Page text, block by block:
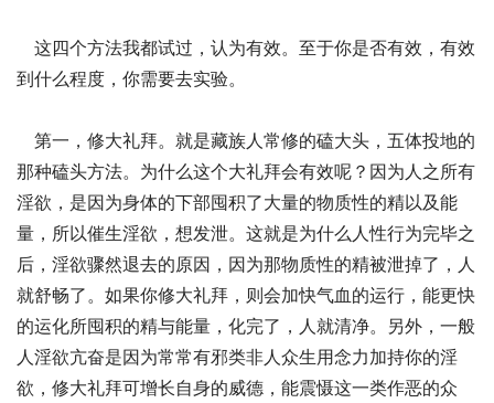
这四个方法我都试过，认为有效。至于你是否有效，有效
到什么程度，你需要去实验。
第一，修大礼拜。就是藏族人常修的磕大头，五体投地的
那种磕头方法。为什么这个大礼拜会有效呢？因为人之所有
淫欲，是因为身体的下部囤积了大量的物质性的精以及能
量，所以催生淫欲，想发泄。这就是为什么人性行为完毕之
后，淫欲骤然退去的原因，因为那物质性的精被泄掉了，人
就舒畅了。如果你修大礼拜，则会加快气血的运行，能更快
的运化所囤积的精与能量，化完了，人就清净。另外，一般
人淫欲亢奋是因为常常有邪类非人众生用念力加持你的淫
欲，修大礼拜可增长自身的威德，能震慑这一类作恶的众